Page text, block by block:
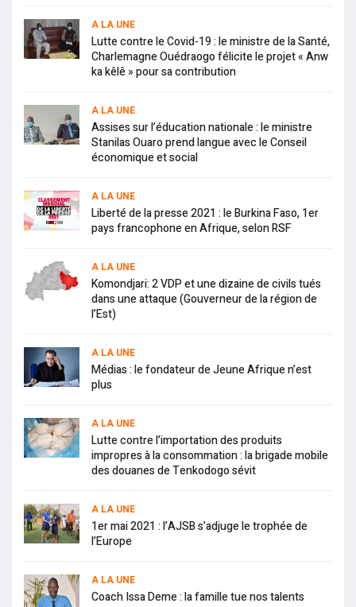
A LA UNE
Lutte contre le Covid-19 : le ministre de la Santé,
Charlemagne Ouédraogo félicite le projet « Anw
ka kêlê » pour sa contribution
A LA UNE
Assises sur l’éducation nationale : le ministre
Stanilas Ouaro prend langue avec le Conseil
économique et social
A LA UNE
Liberté de la presse 2021 : le Burkina Faso, 1er
pays francophone en Afrique, selon RSF
A LA UNE
Komondjari: 2 VDP et une dizaine de civils tués
dans une attaque (Gouverneur de la région de
l’Est)
A LA UNE
Médias : le fondateur de Jeune Afrique n’est
plus
A LA UNE
Lutte contre l’importation des produits
impropres à la consommation : la brigade mobile
des douanes de Tenkodogo sévit
A LA UNE
1er mai 2021 : l’AJSB s’adjuge le trophée de
l’Europe
A LA UNE
Coach Issa Deme : la famille tue nos talents